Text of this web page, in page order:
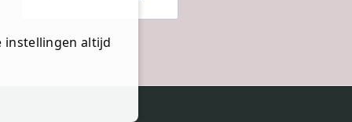
instellingen altijd